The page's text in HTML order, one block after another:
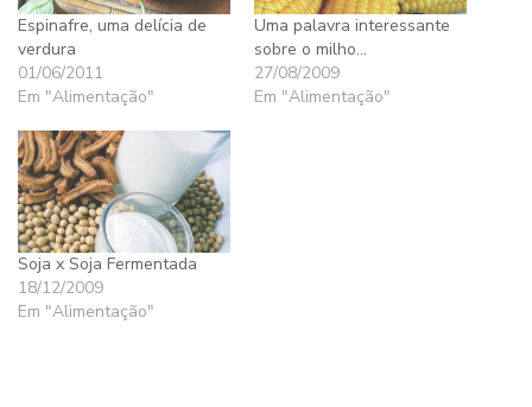
Espinafre, uma delícia de
verdura
01/06/2011
Em "Alimentação"
Uma palavra interessante
sobre o milho…
27/08/2009
Em "Alimentação"
Soja x Soja Fermentada
18/12/2009
Em "Alimentação"